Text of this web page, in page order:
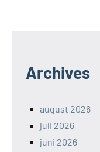
Archives
august 2026
juli 2026
juni 2026